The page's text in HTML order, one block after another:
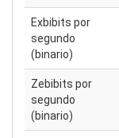
Exbibits por
segundo
(binario)
Zebibits por
segundo
(binario)